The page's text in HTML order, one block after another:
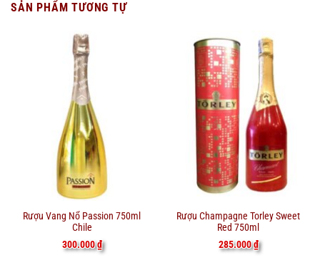
SẢN PHẨM TƯƠNG TỰ
Rượu Vang Nổ Passion 750ml
Chile
300.000₫
Rượu Champagne Torley Sweet
Red 750ml
285.000₫